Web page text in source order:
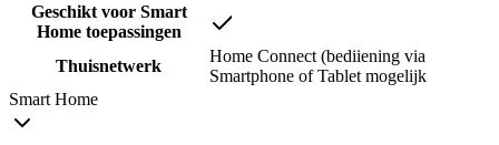
Geschikt voor Smart
Home toepassingen
Thuisnetwerk
Home Connect (bediiening via
Smartphone of Tablet mogelijk
Smart Home